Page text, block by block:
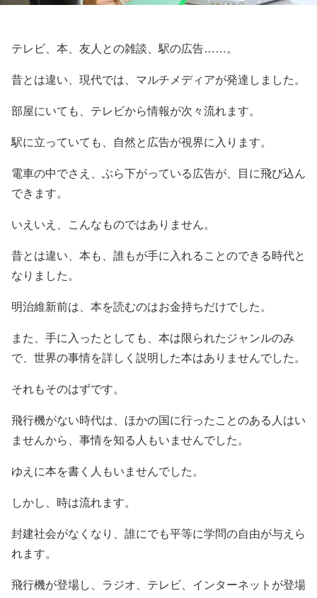
テレビ、本、友人との雑談、駅の広告……。
昔とは違い、現代では、マルチメディアが発達しました。
部屋にいても、テレビから情報が次々流れます。
駅に立っていても、自然と広告が視界に入ります。
電車の中でさえ、ぶら下がっている広告が、目に飛び込ん
できます。
いえいえ、こんなものではありません。
昔とは違い、本も、誰もが手に入れることのできる時代と
なりました。
明治維新前は、本を読むのはお金持ちだけでした。
また、手に入ったとしても、本は限られたジャンルのみ
で、世界の事情を詳しく説明した本はありませんでした。
それもそのはずです。
飛行機がない時代は、ほかの国に行ったことのある人はい
ませんから、事情を知る人もいませんでした。
ゆえに本を書く人もいませんでした。
しかし、時は流れます。
封建社会がなくなり、誰にでも平等に学問の自由が与えら
れます。
飛行機が登場し、ラジオ、テレビ、インターネットが登場